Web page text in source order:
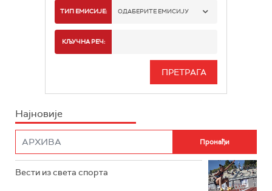
РАДИО БЕОГРАД 1
РАДИО БЕОГРАД 3
РАДИО РОКЕНРОЛЕР
ТИП ЕМИСИЈЕ: ОДАБЕРИТЕ ЕМИСИЈУ
ИНФО
КЉУЧНА РЕЧ:
Најновије
Вести из света спорта